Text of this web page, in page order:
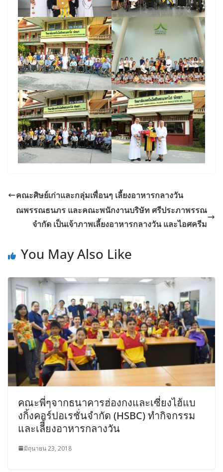
คณะศิษย์เก่าและกลุ่มเพื่อนๆ เลี้ยงอาหารกลางวัน
ณพรรณธนภร และคณะพนักงานบริษัท ศรีประภาพรรณ
จำกัด เป็นเจ้าภาพเลี้ยงอาหารกลางวัน และไอศครีม
You May Also Like
คณะพี่ๆจากธนาคารฮ่องกงและเซี่ยงไฮ้แบ
งกิ้งคอร์ปอเรชั่นจำกัด (HSBC) ทำกิจกรรม
และเลีี้ยงอาหารกลางวัน
มิถุนายน 23, 2018